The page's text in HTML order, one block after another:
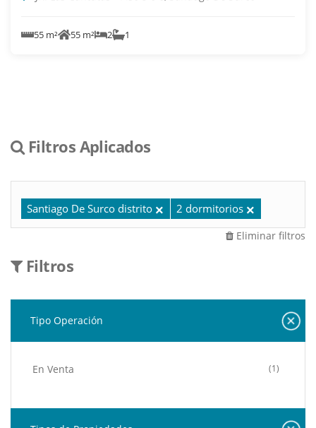
55 m² 55 m² 2 1
Filtros Aplicados
Santiago De Surco distrito 2 dormitorios
Eliminar filtros
Filtros
Tipo Operación
En Venta (1)